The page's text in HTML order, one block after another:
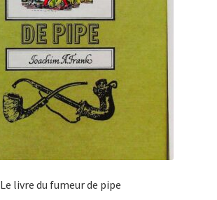
Le livre du fumeur de pipe